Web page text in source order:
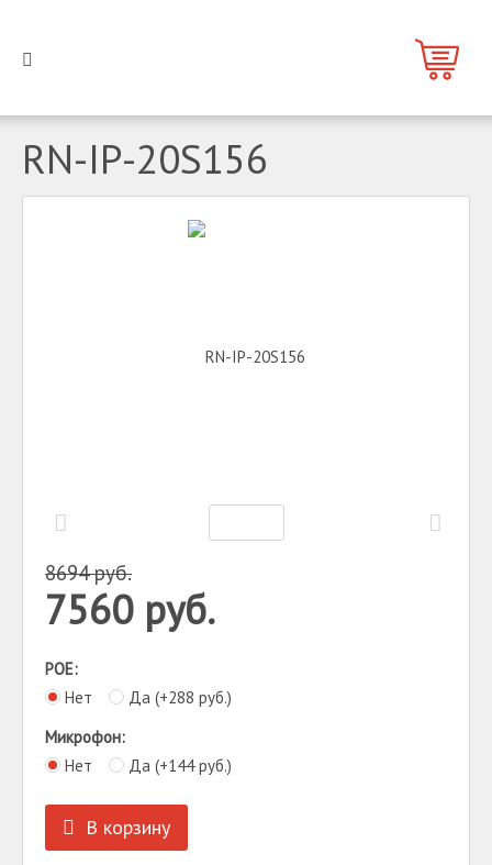
RN-IP-20S156
8694 руб.
7560 руб.
POE:
Нет
Да (+288 руб.)
Микрофон:
Нет
Да (+144 руб.)
В корзину